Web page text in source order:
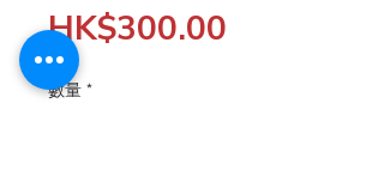
HK$300.00
數量 *